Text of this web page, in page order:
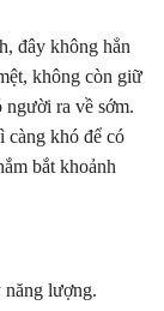
đây không hẳn
không còn giữ
ra về sớm.
càng khó để có
bắt khoảnh
năng lượng.